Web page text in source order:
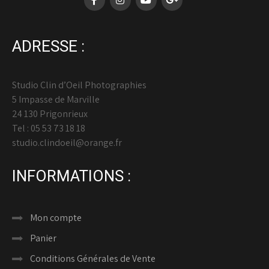
ADRESSE :
Studio Clin d’Oeil Photographies
5 Impasse de Marville
24 130 Prigonrieux
Tel : 05 53 73 18 18
studio.clindoeil@orange.fr
INFORMATIONS :
Mon compte
Panier
Conditions Générales de Vente